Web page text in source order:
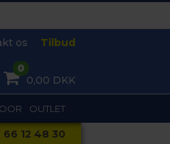
os Tilbud
0
0,00 DKK
OUTLET
12 48 30